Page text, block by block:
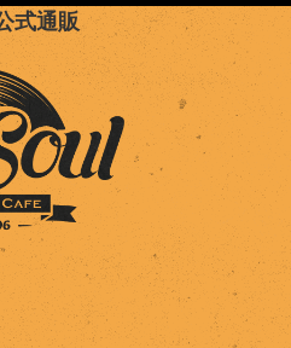
式通販